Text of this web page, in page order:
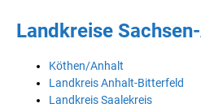
Landkreise
Köthen/Anhalt
Landkreis Anhalt-Bitterfeld
Landkreis Saalekreis